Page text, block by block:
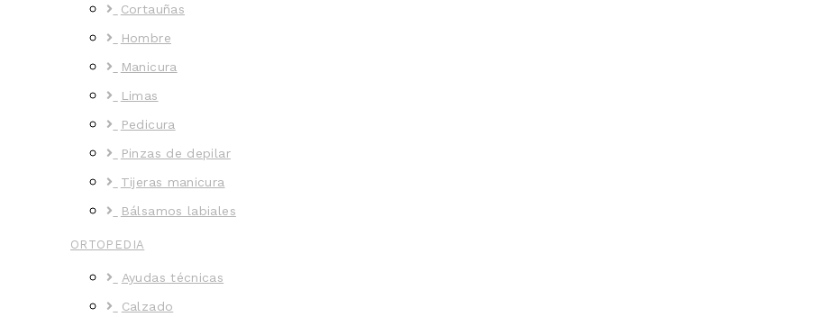
Cortauñas
Hombre
Manicura
Limas
Pedicura
Pinzas de depilar
Tijeras manicura
Bálsamos labiales
ORTOPEDIA
Ayudas técnicas
Calzado